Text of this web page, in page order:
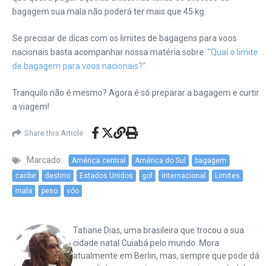
bagagem sua mala não poderá ter mais que 45 kg.
Se precisar de dicas com os limites de bagagens para voos
nacionais basta acompanhar nossa matéria sobre “Qual o limite
de bagagem para voos nacionais?”.
Tranquilo não é mesmo? Agora é só preparar a bagagem e curtir
a viagem!
Share this Article
Marcado: América central América do Sul
bagagem
caribe
destino Estados Unidos gol internacional
Limites
mala
peso vôo
Tatiane Dias, uma brasileira que trocou a sua
cidade natal Cuiabá pelo mundo. Mora
atualmente em Berlin, mas, sempre que pode dá